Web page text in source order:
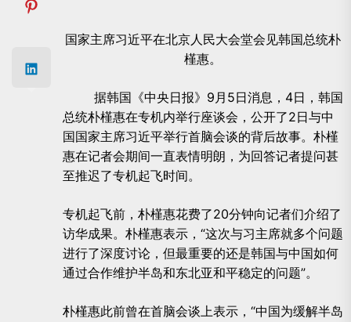
国家主席习近平在北京人民大会堂会见韩国总统朴
槿惠。
据韩国《中央日报》9月5日消息，4日，韩国
总统朴槿惠在专机内举行座谈会，公开了2日与中
国国家主席习近平举行首脑会谈的背后故事。朴槿
惠在记者会期间一直表情明朗，为回答记者提问甚
至推迟了专机起飞时间。
专机起飞前，朴槿惠花费了20分钟向记者们介绍了
访华成果。朴槿惠表示，“这次与习主席就多个问题
进行了深度讨论，但最重要的还是韩国与中国如何
通过合作维护半岛和东北亚和平稳定的问题”。
朴槿惠此前曾在首脑会谈上表示，“中国为缓解半岛